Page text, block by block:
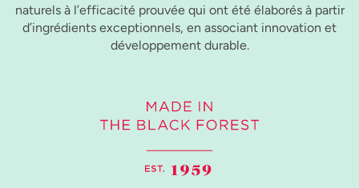
naturels à l’efficacité prouvée qui ont été élaborés à partir
d’ingrédients exceptionnels, en associant innovation et
développement durable.